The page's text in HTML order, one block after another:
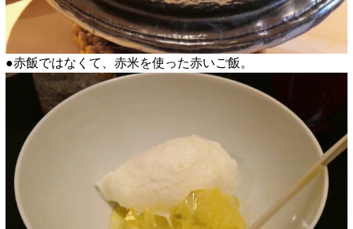
●赤飯ではなくて、赤米を使った赤いご飯。